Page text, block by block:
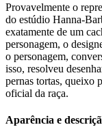
Provavelmente o
do estúdio Hanna-
exatamente de um
personagem, o
o personagem,
isso, resolveu
pernas tortas, queixo
oficial da raça.
Aparência e